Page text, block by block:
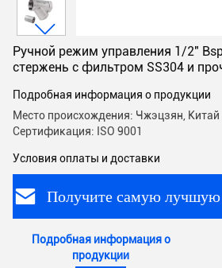
Ручной режим управления 1/2"
стержень с фильтром SS304 и
Подробная информация о продукции
Место происхождения: Чжэцзян, Китай
Сертификация: ISO 9001
Условия оплаты и доставки
Получите самую лучшую
Подробная информация о
продукции